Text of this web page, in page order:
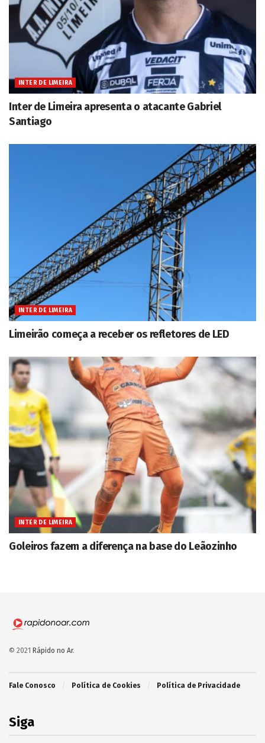
INTER DE LIMEIRA
Inter de Limeira apresenta o atacante Gabriel
Santiago
INTER DE LIMEIRA
Limeirão começa a receber os refletores de LED
INTER DE LIMEIRA
Goleiros fazem a diferença na base do Leãozinho
© 2021 Rápido no Ar.
Fale Conosco Política de Cookies Política de Privacidade
Siga